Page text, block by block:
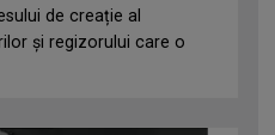
de creație al
și regizorului care o